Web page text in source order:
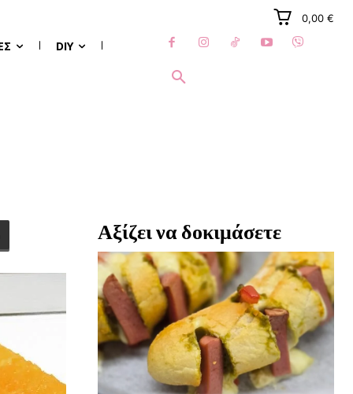
0,00 €
DIY
Αξίζει να δοκιμάσετε